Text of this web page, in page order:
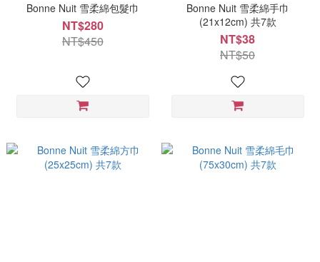
Bonne Nuit 雪柔綿包髮巾
NT$280
NT$450
Bonne Nuit 雪柔綿手巾
(21x12cm) 共7款
NT$38
NT$50